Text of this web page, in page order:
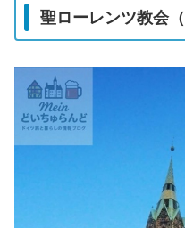
聖ローレンツ教会